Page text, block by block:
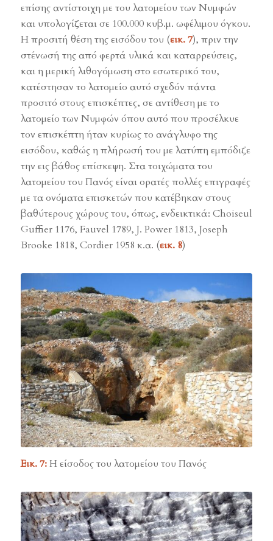
επίσης αντίστοιχη με του λατομείου των Νυμφών
και υπολογίζεται σε 100.000 κυβ.μ. ωφέλιμου όγκου.
Η προσιτή θέση της εισόδου του (εικ. 7), πριν την
στένωσή της από φερτά υλικά και καταρρεύσεις,
και η μερική λιθογόμωση στο εσωτερικό του,
κατέστησαν το λατομείο αυτό σχεδόν πάντα
προσιτό στους επισκέπτες, σε αντίθεση με το
λατομείο των Νυμφών όπου αυτό που προσέλκυε
τον επισκέπτη ήταν κυρίως το ανάγλυφο της
εισόδου, καθώς η πλήρωσή του με λατύπη εμπόδιζε
την εις βάθος επίσκεψη. Στα τοιχώματα του
λατομείου του Πανός είναι ορατές πολλές επιγραφές
με τα ονόματα επισκετών που κατέβηκαν στους
βαθύτερους χώρους του, όπως, ενδεικτικά: Choiseul
Guffier 1176, Fauvel 1789, J. Power 1813, Joseph
Brooke 1818, Cordier 1958 κ.α. (εικ. 8)
Εικ. 7:Η είσοδος του λατομείου του Πανός